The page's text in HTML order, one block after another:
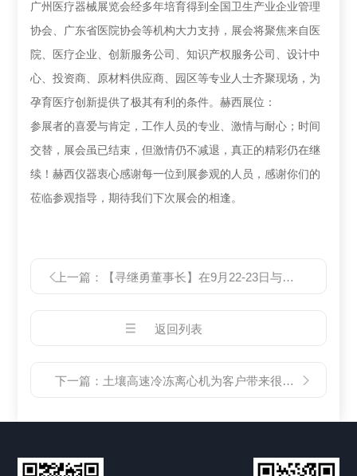
广州 医疗器械展览会经多年培育得到全国卫生产业企业管理
协会、广东省医院协会等机构大力支持，展会将聚焦来自医
院、医疗企业、创新服务公司、知识产权服务公司、设计中
心、投资商、原材料供应商、园区等专业人士齐聚现场，为
孕育医疗创新提供了极其有利的条件。赫西展位：
参展者的喜爱与肯定，工作人员的专业、激情与耐心；时间
交替，展会虽已结束，但激情仍不减退，真正的精彩仍在继
续！赫西仪器衷心感谢每一位到展参观的人员，感谢你们的
莅临参观指导，期待我们下次展会的相逢。
上一篇： 【寻继勇董事长】在9月22-23日与您相约南京！
返回列表
下一篇： 土壤高速冷冻离心机为客户带来很大的方便